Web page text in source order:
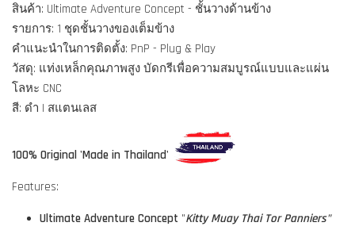
สินค้า: Ultimate Adventure Concept - ชั้นวางด้านข้าง
รายการ: 1 ชุดชั้นวางของเต็มข้าง
คำแนะนำในการติดตั้ง: PnP - Plug & Play
วัสดุ: แท่งเหล็กคุณภาพสูง บัดกรีเพื่อความสมบูรณ์แบบและแผ่น
โลหะ CNC
สี: ดำ | สแตนเลส
100% Original 'Made in Thailand'
Features:
Ultimate Adventure Concept "Kitty Muay Thai Tor Panniers"